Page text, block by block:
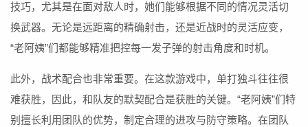
技巧，尤其是在面对敌人时，她们能够根据不同的情况灵活切
换武器。无论是远距离的精确射击，还是近战时的灵活应变，
“老阿姨”们都能够精准把控每一发子弹的射击角度和时机。
此外，战术配合也非常重要。在这款游戏中，单打独斗往往很
难获胜，因此，和队友的默契配合是获胜的关键。“老阿姨”们特
别擅长利用团队的优势，制定合理的进攻与防守策略。在团队